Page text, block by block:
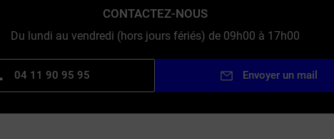
CONTACTEZ-NOUS
Du lundi au vendredi (hors jours fériés) de 09h00 à 17h00
04 11 90 95 95 Envoyer un mail